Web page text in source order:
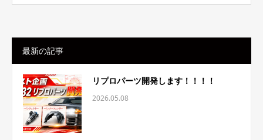
最新の記事
リプロパーツ開発します！！！！
2026.05.08